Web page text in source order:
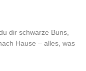
dir schwarze Buns,
Hause – alles, was